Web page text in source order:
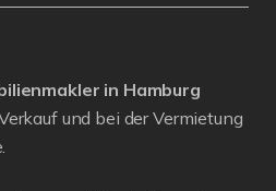
in Hamburg
und bei der Vermietung